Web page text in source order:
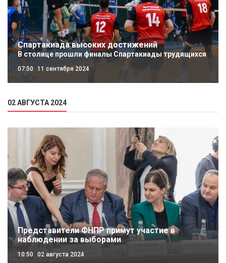
Спартакиада высоких достижений
В столице прошли финалы Спартакиады трудящихся
07:50 11 сентября 2024
02 АВГУСТА 2024
Представители ФНПР примут участие в
наблюдении за выборами
10:50 02 августа 2024